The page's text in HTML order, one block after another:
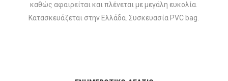
καθώς αφαιρείται και πλένεται με μεγάλη ευκολία.
Κατασκευάζεται στην Ελλάδα. Συσκευασία PVC bag.